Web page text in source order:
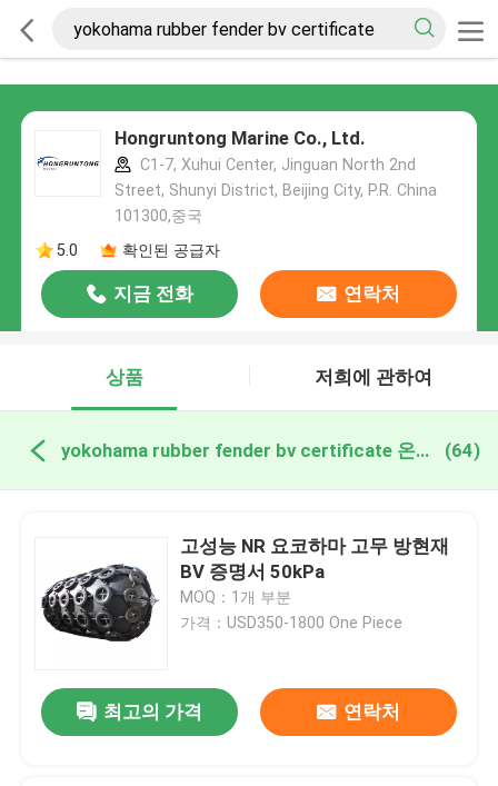
Hongruntong Marine Co., Ltd.
C1-7, Xuhui Center, Jinguan North 2nd
Street, Shunyi District, Beijing City, P.R. China
101300,중국
5.0
확인된 공급자
지금 전화 연락처
상품 저희에 관하여
yokohama rubber fender bv certificate 온라인 제조 (64)
고성능 NR 요코하마 고무 방현재
BV 증명서 50kPa
MOQ：1개 부분
가격：USD350-1800 One Piece
최고의 가격 연락처